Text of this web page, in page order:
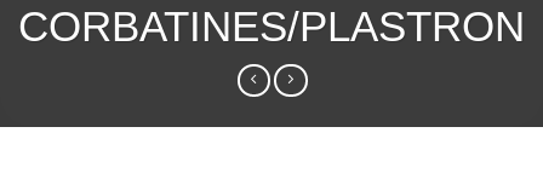
CORBATINES/PLASTRON